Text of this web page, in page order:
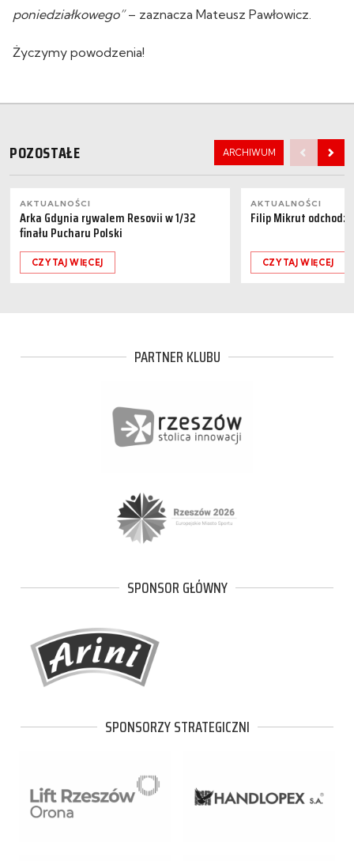
poniedziałkowego”– zaznacza Mateusz Pawłowicz.
Życzymy powodzenia!
POZOSTAŁE ARCHIWUM
AKTUALNOŚCI
Arka Gdynia rywalem Resovii w 1/32
finału Pucharu Polski
CZYTAJ WIĘCEJ
AKTUALNOŚCI
Filip Mikrut
CZYTAJ WIĘCEJ
PARTNER KLUBU
SPONSOR GŁÓWNY
SPONSORZY STRATEGICZNI